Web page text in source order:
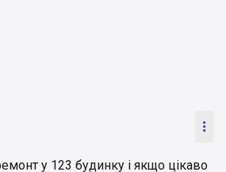

у 123 будинку і якщо цікаво